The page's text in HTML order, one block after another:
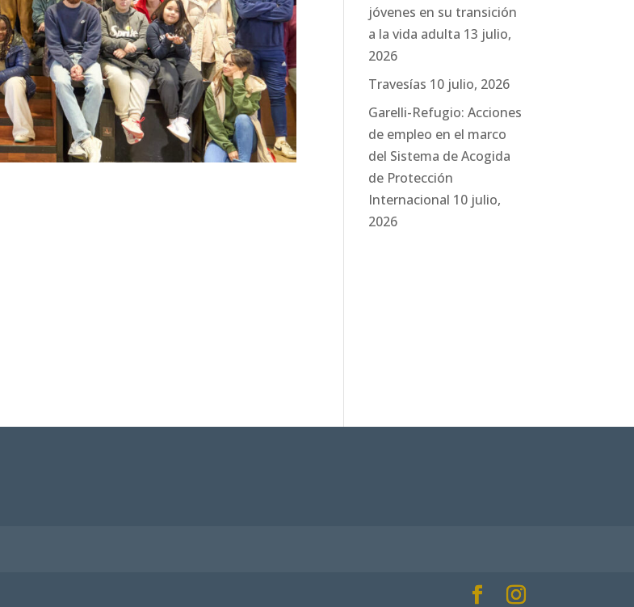
jóvenes en su transición
a la vida adulta 13 julio,
2026
Travesías 10 julio, 2026
Garelli-Refugio: Acciones
de empleo en el marco
del Sistema de Acogida
de Protección
Internacional 10 julio,
2026